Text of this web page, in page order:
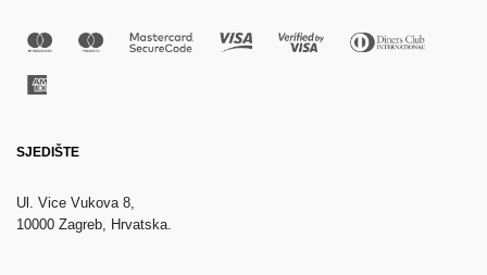
SJEDIŠTE
Ul. Vice Vukova 8,
10000 Zagreb, Hrvatska.